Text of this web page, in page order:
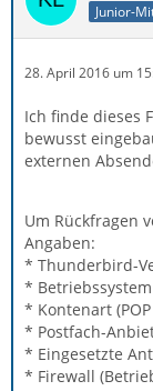
Junior-
28. April 2016 um
Ich finde dieses
bewusst
externen
Um Rückfragen
Angaben:
* Thunderbird-
*
* Kontenart
* Postfach-
* Eingesetzte
* Firewall